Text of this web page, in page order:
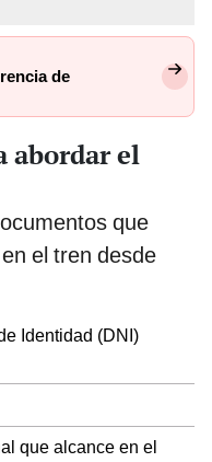
de
abordar el
que
el tren desde
Identidad (DNI)
que alcance en el